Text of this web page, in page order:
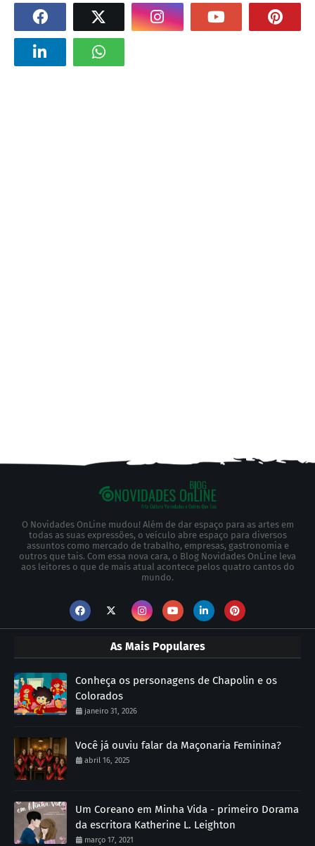
O Novidades OnLine mudou! Além de dar espaço para as artes em
todas as suas expressões, o veículo abre espaço para diversos
assuntos como mercado de trabalho, empresas, gastronomia e
outros que tais. Com essa nova cara, o Blog Novidades OnLine leva
aos leitores o que de mais atual acontece pelos quatro cantos do
mundo.
As Mais Populares
Conheça os personagens de Chapolin e os
Colorados
janeiro 31, 2026
Você já ouviu falar da Maçonaria Feminina?
abril 16, 2025
Um Coreano em Minha Vida - primeiro Dorama
da escritora Katherine L. Leighton
março 17, 2021